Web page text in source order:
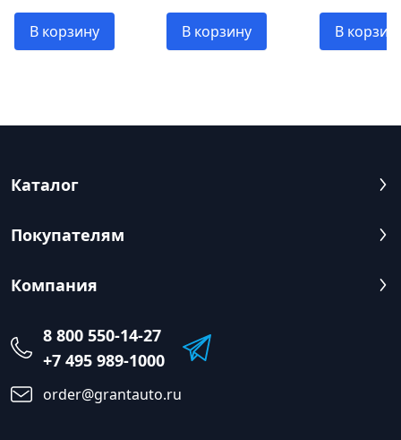
В корзину В корзину В
Каталог
Покупателям
Компания
8 800 550-14-27
+7 495 989-1000
order@grantauto.ru